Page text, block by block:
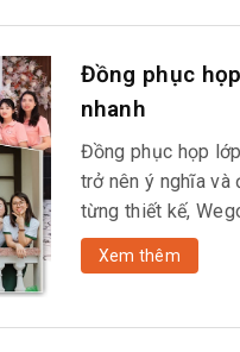
Đồng phục
nhanh
Đồng phục họp
trở nên ý nghĩa và
từng thiết kế,
Xem thêm